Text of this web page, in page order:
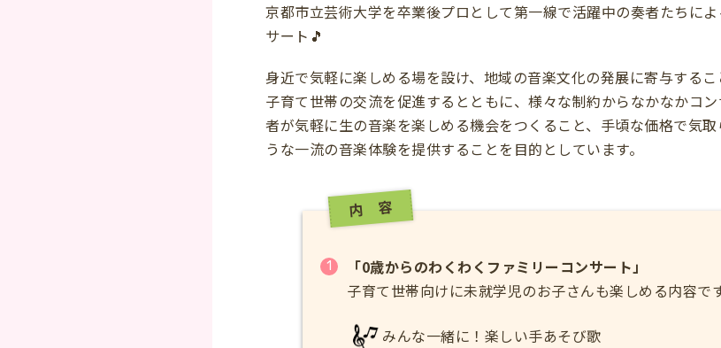
京都市立芸術大学を卒業後プロとして第一線で活躍中の奏者たちに
サート🎵
身近で気軽に楽しめる場を設け、地域の音楽文化の発展に寄与する
子育て世帯の交流を促進するとともに、様々な制約からなかなかコ
者が気軽に生の音楽を楽しめる機会をつくること、手頃な価格で気
うな一流の音楽体験を提供することを目的としています。
内 容
「0歳からのわくわくファミリーコンサート」
子育て世帯向けに未就学児のお子さんも楽しめる内容です
みんな一緒に！楽しい手あそび歌